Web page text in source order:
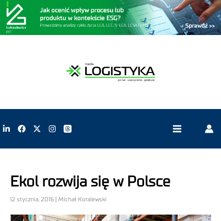
Ekol rozwija się w Polsce
12 stycznia, 2016 | Michał Koralewski